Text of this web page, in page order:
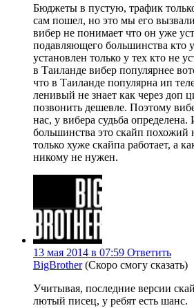
Бюджеты в пустую, трафик
сам пошел, но это мы его
вибер не понимает что он уже
подавляющего большинства кто
установлен только у тех кто не
в Таиланде вибер популярнее
что в Таиланде популярна ип
ленивый не знает как через доп
позвонить дешевле. Поэтому
нас, у вибера судьба
большинства это скайп похожий
только хуже скайпа работает, а
никому не нужен.
13 мая 2014 в 07:59 Ответить
BigBrother (Скоро смогу сказать)
Учитывая, последние версии
лютый писец, у ребят есть шанс.